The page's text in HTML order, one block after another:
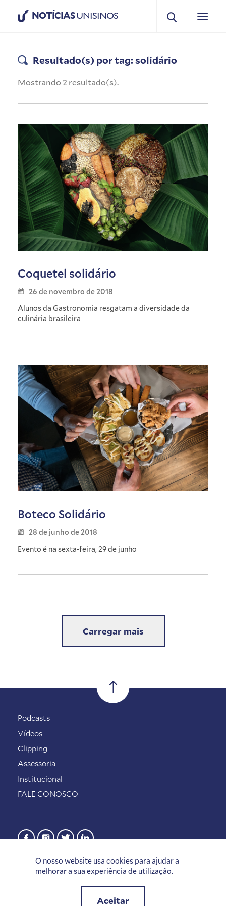
NOTÍCIASUNISINOS
Resultado(s) por tag: solidário
Mostrando 2 resultado(s).
Coquetel solidário
26 de novembro de 2018
Alunos da Gastronomia resgatam a diversidade da
culinária brasileira
Boteco Solidário
28 de junho de 2018
Evento é na sexta-feira, 29 de junho
Carregar mais
O nosso website usa cookies para ajudar a
melhorar a sua experiência de utilização.
Aceitar
Podcasts
Vídeos
Clipping
Assessoria
Institucional
FALE CONOSCO